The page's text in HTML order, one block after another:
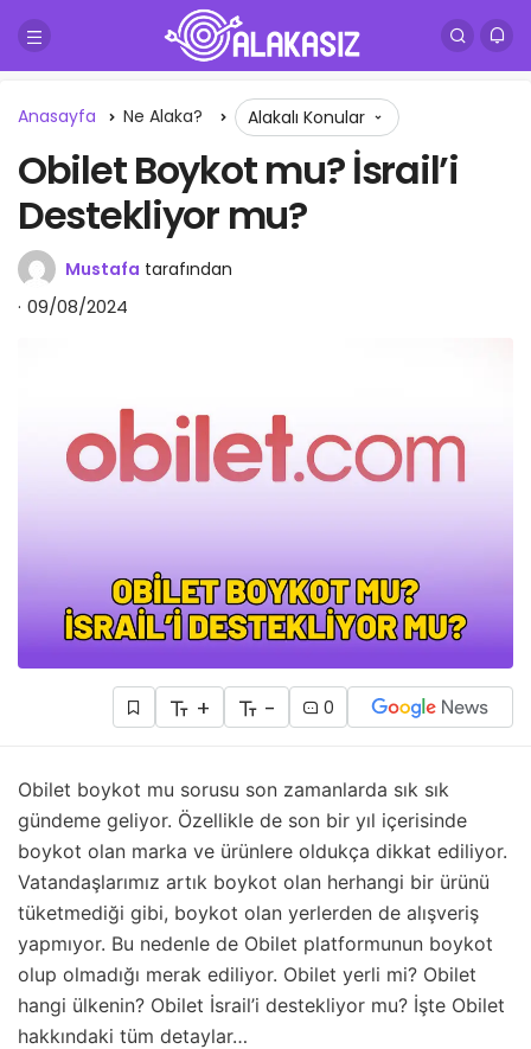
Anasayfa Ne Alaka? Alakalı Konular
Obilet Boykot mu? İsrail’i
Destekliyor mu?
Mustafa tarafından
09/08/2024
+ - 0
Obilet boykot mu sorusu son zamanlarda sık sık
gündeme geliyor. Özellikle de son bir yıl içerisinde
boykot olan marka ve ürünlere oldukça dikkat ediliyor.
Vatandaşlarımız artık boykot olan herhangi bir ürünü
tüketmediği gibi, boykot olan yerlerden de alışveriş
yapmıyor. Bu nedenle de Obilet platformunun boykot
olup olmadığı merak ediliyor. Obilet yerli mi? Obilet
hangi ülkenin? Obilet İsrail’i destekliyor mu? İşte Obilet
hakkındaki tüm detaylar…